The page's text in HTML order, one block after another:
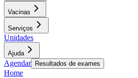
Vacinas
Serviços
Unidades
Ajuda
Agendar Resultados de exames
Home